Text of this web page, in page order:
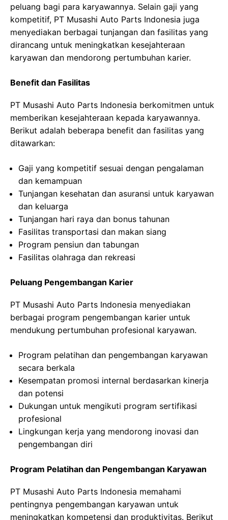
peluang bagi para karyawannya. Selain gaji yang
kompetitif, PT Musashi Auto Parts Indonesia juga
menyediakan berbagai tunjangan dan fasilitas yang
dirancang untuk meningkatkan kesejahteraan
karyawan dan mendorong pertumbuhan karier.
Benefit dan Fasilitas
PT Musashi Auto Parts Indonesia berkomitmen untuk
memberikan kesejahteraan kepada karyawannya.
Berikut adalah beberapa benefit dan fasilitas yang
ditawarkan:
Gaji yang kompetitif sesuai dengan pengalaman
dan kemampuan
Tunjangan kesehatan dan asuransi untuk karyawan
dan keluarga
Tunjangan hari raya dan bonus tahunan
Fasilitas transportasi dan makan siang
Program pensiun dan tabungan
Fasilitas olahraga dan rekreasi
Peluang Pengembangan Karier
PT Musashi Auto Parts Indonesia menyediakan
berbagai program pengembangan karier untuk
mendukung pertumbuhan profesional karyawan.
Program pelatihan dan pengembangan karyawan
secara berkala
Kesempatan promosi internal berdasarkan kinerja
dan potensi
Dukungan untuk mengikuti program sertifikasi
profesional
Lingkungan kerja yang mendorong inovasi dan
pengembangan diri
Program Pelatihan dan Pengembangan Karyawan
PT Musashi Auto Parts Indonesia memahami
pentingnya pengembangan karyawan untuk
meningkatkan kompetensi dan produktivitas. Berikut